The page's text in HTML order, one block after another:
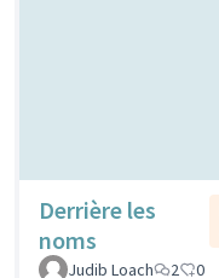
Derrière les
noms
Judib Loach
2 0